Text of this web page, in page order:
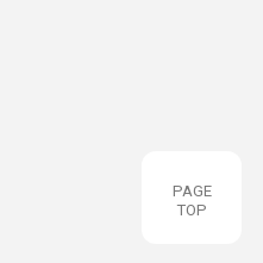
PAGE
TOP